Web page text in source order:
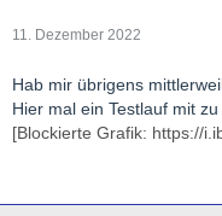
11. Dezember 2022
Hab mir übrigens
Hier mal ein Testlauf mit
[Blockierte Grafik: https://